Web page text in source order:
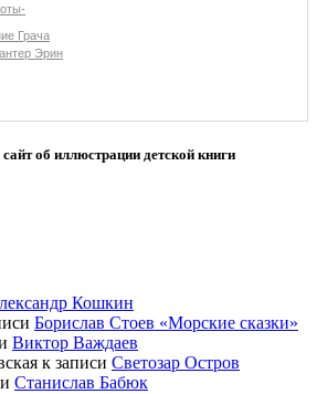
Грача
Эрин
сайт об иллюстрации детской книги
Кошкин
Борислав Стоев «Морские сказки»
Виктор Важдаев
к записи Светозар Остров
Станислав Бабюк